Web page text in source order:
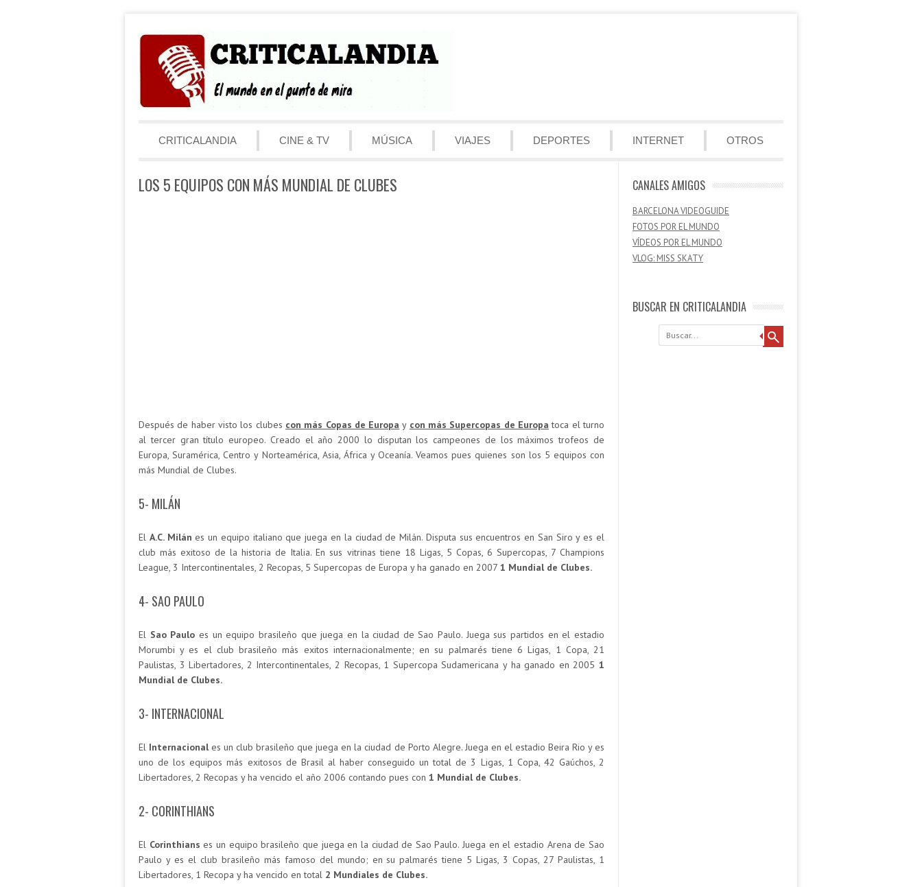
Menú
CRITICALANDIA
CINE & TV MÚSICA VIAJES DEPORTES INTERNET OTROS
LOS 5 EQUIPOS CON MÁS MUNDIAL DE CLUBES
Después de haber visto los clubes con más Copas de Europa y con más Supercopas de Europa toca el turno
al tercer gran título europeo. Creado el año 2000 lo disputan los campeones de los máximos trofeos de
Europa, Suramérica, Centro y Norteamérica, Asia, África y Oceanía. Veamos pues quienes son los 5 equipos con
más Mundial de Clubes.
5- MILÁN
El A.C. Milán es un equipo italiano que juega en la ciudad de Milán. Disputa sus encuentros en San Siro y es el
club más exitoso de la historia de Italia. En sus vitrinas tiene 18 Ligas, 5 Copas, 6 Supercopas, 7 Champions
League, 3 Intercontinentales, 2 Recopas, 5 Supercopas de Europa y ha ganado en 2007 1 Mundial de Clubes.
4- SAO PAULO
El Sao Paulo es un equipo brasileño que juega en la ciudad de Sao Paulo. Juega sus partidos en el estadio
Morumbi y es el club brasileño más exitos internacionalmente; en su palmarés tiene 6 Ligas, 1 Copa, 21
Paulistas, 3 Libertadores, 2 Intercontinentales, 2 Recopas, 1 Supercopa Sudamericana y ha ganado en 2005 1
Mundial de Clubes.
3- INTERNACIONAL
El Internacionales un club brasileño que juega en la ciudad de Porto Alegre. Juega en el estadio Beira Rio y es
uno de los equipos más exitosos de Brasil al haber conseguido un total de 3 Ligas, 1 Copa, 42 Gaúchos, 2
Libertadores, 2 Recopas y ha vencido el año 2006 contando pues con 1 Mundial de Clubes.
2- CORINTHIANS
El Corinthians es un equipo brasileño que juega en la ciudad de Sao Paulo. Juega en el estadio Arena de Sao
Paulo y es el club brasileño más famoso del mundo; en su palmarés tiene 5 Ligas, 3 Copas, 27 Paulistas, 1
Libertadores, 1 Recopa y ha vencido en total 2 Mundiales de Clubes.
CANALES AMIGOS
BARCELONA VIDEOGUIDE
FOTOS POR EL MUNDO
VÍDEOS POR EL MUNDO
VLOG: MISS SKATY
BUSCAR EN CRITICALANDIA
Buscar